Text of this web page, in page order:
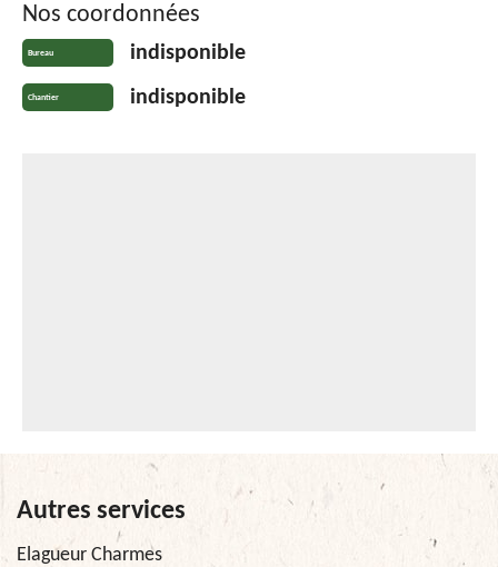
Nos coordonnées
Bureau indisponible
Chantier indisponible
Autres services
Elagueur Charmes